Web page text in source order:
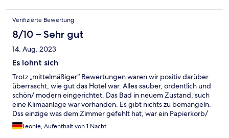
war nur ca. 1,40mx1,90m. Beim Checkout baten wir um ein
helleres Zimmer für unseren zweiten Aufenthalt, was dann auch
geklappt hat. Dieses war auch deutlich größer, mit einem
größeren Bad und mit einem Kleiderschrank ausgestattet, auch
das Bett war gefühlt größer und es gab sogar verschiedene
Kissen. Hier hatten wir Aussicht auf die Ria Formosa (und auf
eine Baustelle, aber da kann das Hotel ja auch nichts dafür). Da
es nur eine Zimmerkategorie zu buchen gibt, finde ich diese
Unterschiede schon sehr gravierend. Eine Aufteilung in
Budget- oder Superior-Zimmer wäre hier sinnvoll, dann weiß
man eher, was einen erwartet. Das Personal war teils-teils.
Einige sehr freundlich und aufmerksam, andere wiederum
haben nicht mal gegrüßt beim Vorbeigehen oder die Rezeption
war gar nicht besetzt. Das Frühstück war allerdings wirklich sein
Verifizierte Bewertung
8/10 – Sehr gut
14. Aug. 2023
Es lohnt sich
Trotz „mittelmäßiger“ Bewertungen waren wir positiv darüber
überrascht, wie gut das Hotel war. Alles sauber, ordentlich und
schön/ modern eingerichtet. Das Bad in neuem Zustand, such
eine Klimaanlage war vorhanden. Es gibt nichts zu bemängeln.
Dss einzige was dem Zimmer gefehlt hat, war ein Papierkorb/
Mülleimer.
Leonie, Aufenthalt von 1 Nacht